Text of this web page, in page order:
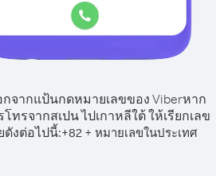
จากแป้นกดหมายเลขของ Viberหาก
โทรจากสเปน ไปเกาหลีใต้ ให้เรียกเลข
ดังต่อไปนี้:+82 + หมายเลขในประเทศ